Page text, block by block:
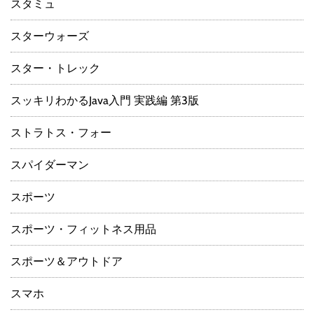
スタミュ
スターウォーズ
スター・トレック
スッキリわかるJava入門 実践編 第3版
ストラトス・フォー
スパイダーマン
スポーツ
スポーツ・フィットネス用品
スポーツ＆アウトドア
スマホ